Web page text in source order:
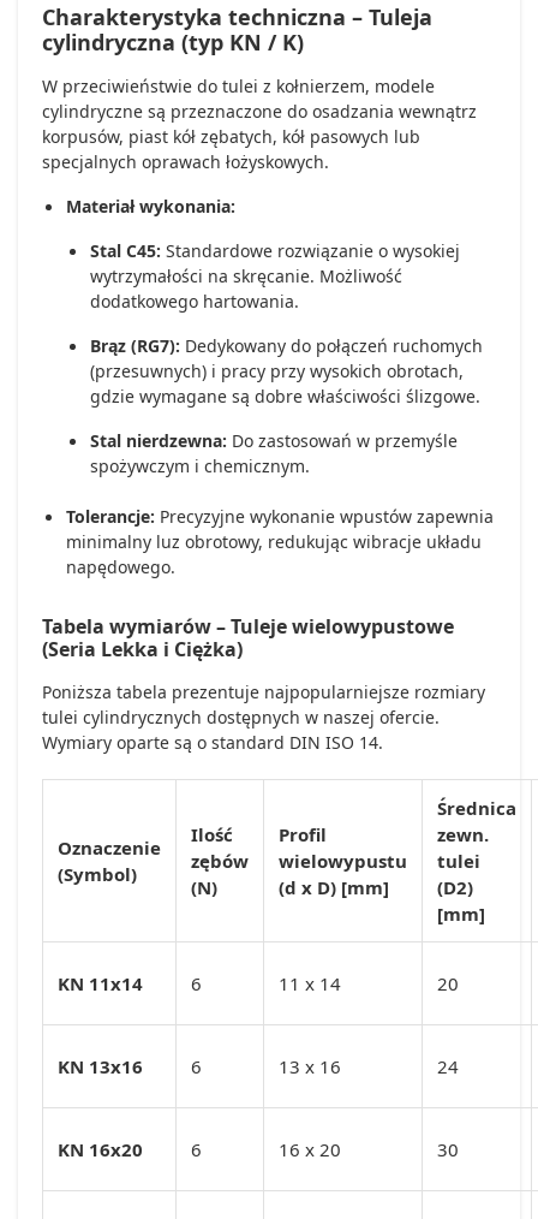
Charakterystyka techniczna – Tuleja
cylindryczna (typ KN / K)
W przeciwieństwie do tulei z kołnierzem, modele
cylindryczne są przeznaczone do osadzania wewnątrz
korpusów, piast kół zębatych, kół pasowych lub
specjalnych oprawach łożyskowych.
Materiał wykonania:
Stal C45: Standardowe rozwiązanie o wysokiej
wytrzymałości na skręcanie. Możliwość
dodatkowego hartowania.
Brąz (RG7): Dedykowany do połączeń ruchomych
(przesuwnych) i pracy przy wysokich obrotach,
gdzie wymagane są dobre właściwości ślizgowe.
Stal nierdzewna: Do zastosowań w przemyśle
spożywczym i chemicznym.
Tolerancje: Precyzyjne wykonanie wpustów zapewnia
minimalny luz obrotowy, redukując wibracje układu
napędowego.
Tabela wymiarów – Tuleje wielowypustowe
(Seria Lekka i Ciężka)
Poniższa tabela prezentuje najpopularniejsze rozmiary
tulei cylindrycznych dostępnych w naszej ofercie.
Wymiary oparte są o standard DIN ISO 14.
Oznaczenie
(Symbol)
Ilość
zębów
(N)
Profil
wielowypustu
(d x D) [mm]
Średnica
zewn.
tulei
(D2)
[mm]
KN 11x14 6 11 x 14 20
KN 13x16 6 13 x 16 24
KN 16x20 6 16 x 20 30